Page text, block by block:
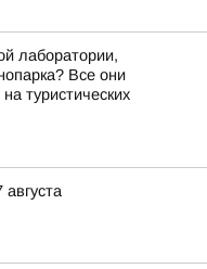
лаборатории,
Все они
туристических